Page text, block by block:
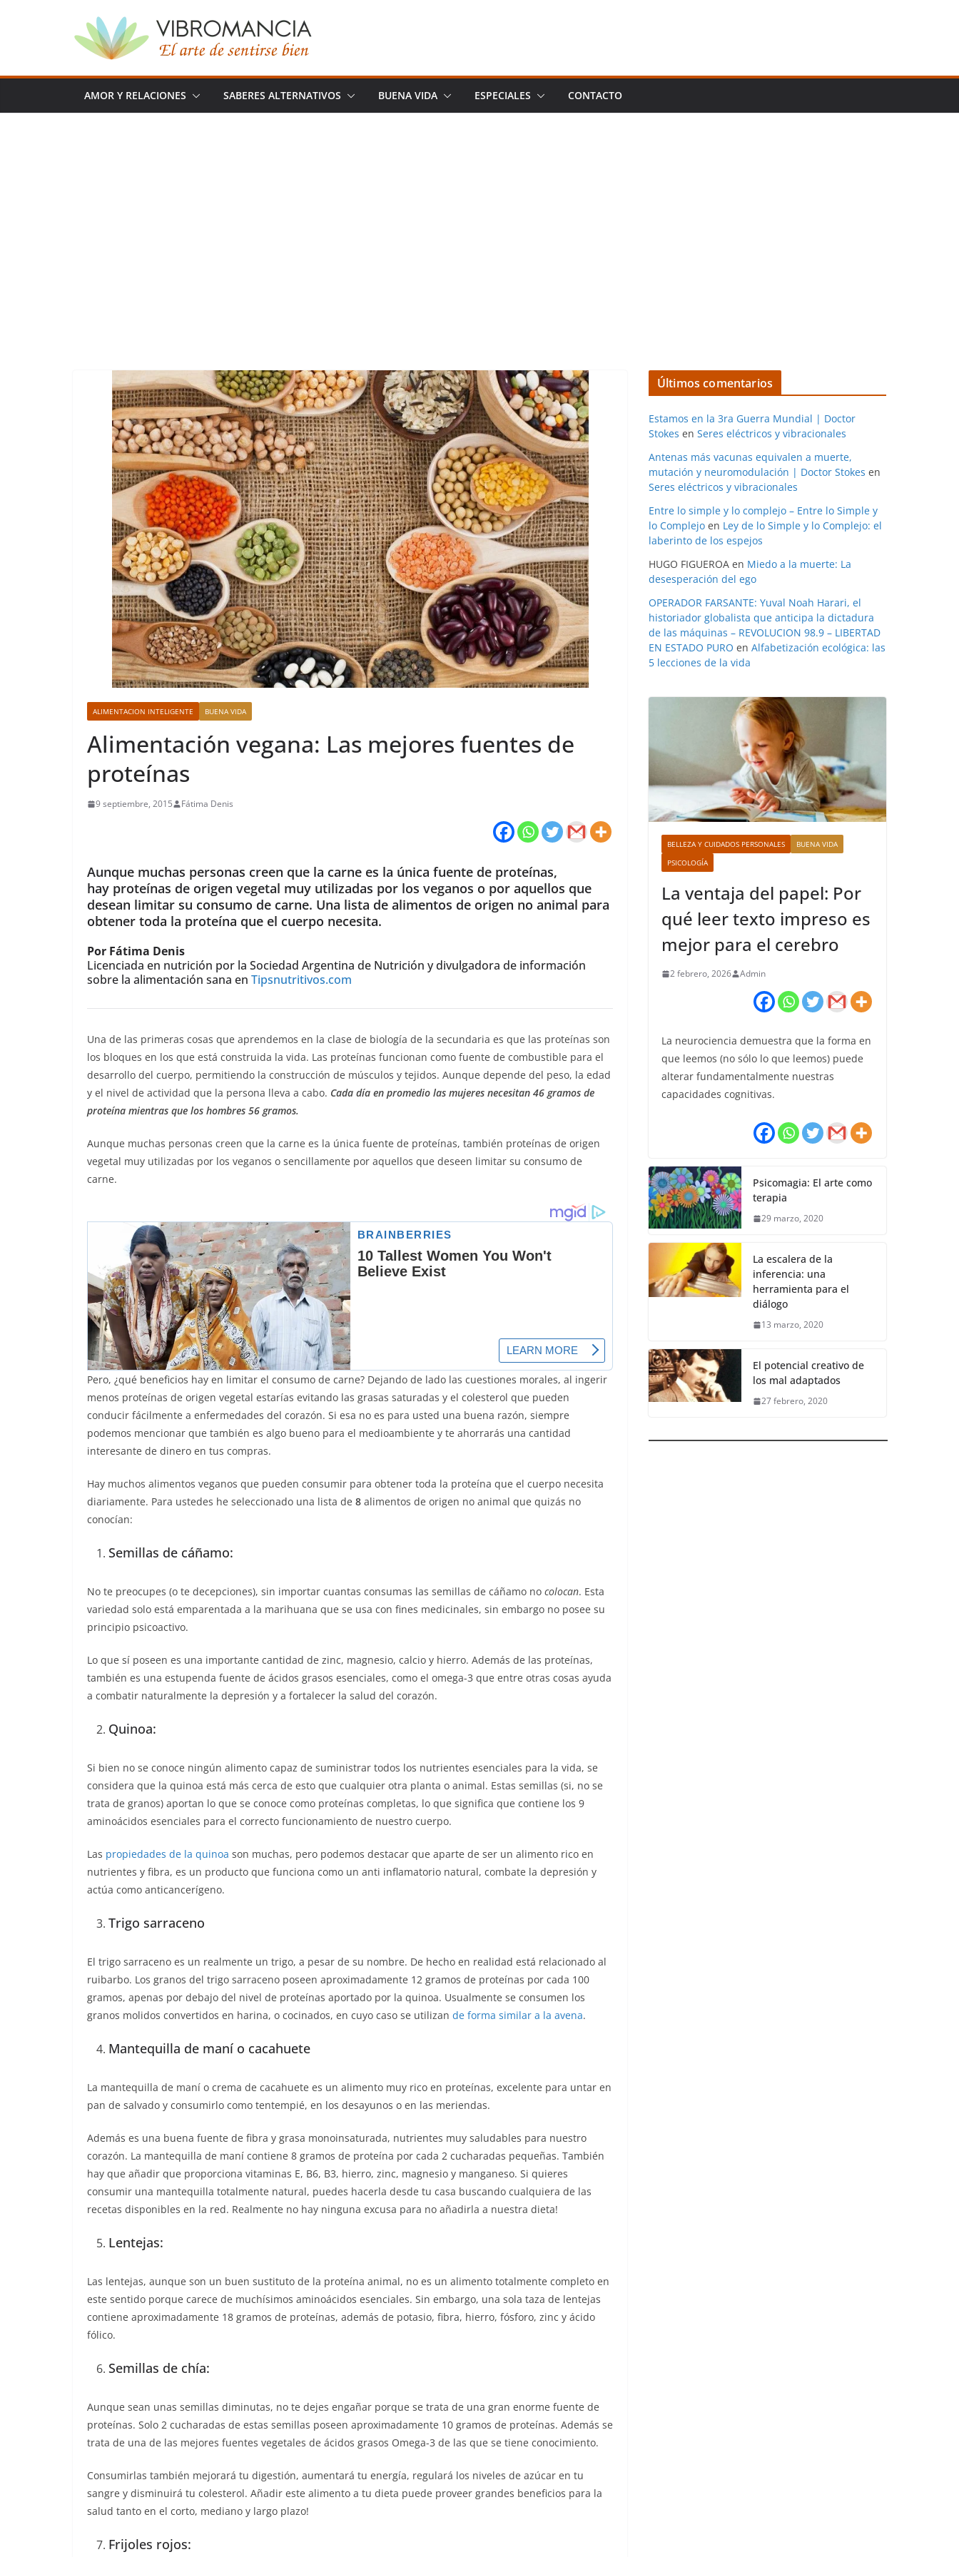
AMOR Y RELACIONES SABERES ALTERNATIVOS BUENA VIDA ESPECIALES CONTACTO
ALIMENTACION INTELIGENTE BUENA VIDA
Alimentación vegana: Las mejores fuentes de
proteínas
9 septiembre, 2015 Fátima Denis
Aunque muchas personas creen que la carne es la única fuente de proteínas,
hay proteínas de origen vegetal muy utilizadas por los veganos o por aquellos que
desean limitar su consumo de carne. Una lista de alimentos de origen no animal para
obtener toda la proteína que el cuerpo necesita.
Por Fátima Denis
Licenciada en nutrición por la Sociedad Argentina de Nutrición y divulgadora de información
sobre la alimentación sana en Tipsnutritivos.com
Una de las primeras cosas que aprendemos en la clase de biología de la secundaria es que las proteínas son
los bloques en los que está construida la vida. Las proteínas funcionan como fuente de combustible para el
desarrollo del cuerpo, permitiendo la construcción de músculos y tejidos. Aunque depende del peso, la edad
y el nivel de actividad que la persona lleva a cabo. Cada día en promedio las mujeres necesitan 46 gramos de
proteína mientras que los hombres 56 gramos.
Aunque muchas personas creen que la carne es la única fuente de proteínas, también proteínas de origen
vegetal muy utilizadas por los veganos o sencillamente por aquellos que deseen limitar su consumo de
carne.
Pero, ¿qué beneficios hay en limitar el consumo de carne? Dejando de lado las cuestiones morales, al ingerir
menos proteínas de origen vegetal estarías evitando las grasas saturadas y el colesterol que pueden
conducir fácilmente a enfermedades del corazón. Si esa no es para usted una buena razón, siempre
podemos mencionar que también es algo bueno para el medioambiente y te ahorrarás una cantidad
interesante de dinero en tus compras.
Hay muchos alimentos veganos que pueden consumir para obtener toda la proteína que el cuerpo necesita
diariamente. Para ustedes he seleccionado una lista de 8 alimentos de origen no animal que quizás no
conocían:
Semillas de cáñamo:
No te preocupes (o te decepciones), sin importar cuantas consumas las semillas de cáñamo no colocan. Esta
variedad solo está emparentada a la marihuana que se usa con fines medicinales, sin embargo no posee su
principio psicoactivo.
Lo que sí poseen es una importante cantidad de zinc, magnesio, calcio y hierro. Además de las proteínas,
también es una estupenda fuente de ácidos grasos esenciales, como el omega-3 que entre otras cosas ayuda
a combatir naturalmente la depresión y a fortalecer la salud del corazón.
Quinoa:
Si bien no se conoce ningún alimento capaz de suministrar todos los nutrientes esenciales para la vida, se
considera que la quinoa está más cerca de esto que cualquier otra planta o animal. Estas semillas (si, no se
trata de granos) aportan lo que se conoce como proteínas completas, lo que significa que contiene los 9
aminoácidos esenciales para el correcto funcionamiento de nuestro cuerpo.
Las propiedades de la quinoa son muchas, pero podemos destacar que aparte de ser un alimento rico en
nutrientes y fibra, es un producto que funciona como un anti inflamatorio natural, combate la depresión y
actúa como anticancerígeno.
Trigo sarraceno
El trigo sarraceno es un realmente un trigo, a pesar de su nombre. De hecho en realidad está relacionado al
ruibarbo. Los granos del trigo sarraceno poseen aproximadamente 12 gramos de proteínas por cada 100
gramos, apenas por debajo del nivel de proteínas aportado por la quinoa. Usualmente se consumen los
granos molidos convertidos en harina, o cocinados, en cuyo caso se utilizan de forma similar a la avena.
Mantequilla de maní o cacahuete
La mantequilla de maní o crema de cacahuete es un alimento muy rico en proteínas, excelente para untar en
pan de salvado y consumirlo como tentempié, en los desayunos o en las meriendas.
Además es una buena fuente de fibra y grasa monoinsaturada, nutrientes muy saludables para nuestro
corazón. La mantequilla de maní contiene 8 gramos de proteína por cada 2 cucharadas pequeñas. También
hay que añadir que proporciona vitaminas E, B6, B3, hierro, zinc, magnesio y manganeso. Si quieres
consumir una mantequilla totalmente natural, puedes hacerla desde tu casa buscando cualquiera de las
recetas disponibles en la red. Realmente no hay ninguna excusa para no añadirla a nuestra dieta!
Lentejas:
Las lentejas, aunque son un buen sustituto de la proteína animal, no es un alimento totalmente completo en
este sentido porque carece de muchísimos aminoácidos esenciales. Sin embargo, una sola taza de lentejas
contiene aproximadamente 18 gramos de proteínas, además de potasio, fibra, hierro, fósforo, zinc y ácido
fólico.
Semillas de chía:
Aunque sean unas semillas diminutas, no te dejes engañar porque se trata de una gran enorme fuente de
proteínas. Solo 2 cucharadas de estas semillas poseen aproximadamente 10 gramos de proteínas. Además se
trata de una de las mejores fuentes vegetales de ácidos grasos Omega-3 de las que se tiene conocimiento.
Consumirlas también mejorará tu digestión, aumentará tu energía, regulará los niveles de azúcar en tu
sangre y disminuirá tu colesterol. Añadir este alimento a tu dieta puede proveer grandes beneficios para la
salud tanto en el corto, mediano y largo plazo!
Frijoles rojos:
Últimos comentarios
Estamos en la 3ra Guerra Mundial | Doctor
Stokes en Seres eléctricos y vibracionales
Antenas más vacunas equivalen a muerte,
mutación y neuromodulación | Doctor Stokes en
Seres eléctricos y vibracionales
Entre lo simple y lo complejo – Entre lo Simple y
lo Complejo en Ley de lo Simple y lo Complejo: el
laberinto de los espejos
HUGO FIGUEROA en Miedo a la muerte: La
desesperación del ego
OPERADOR FARSANTE: Yuval Noah Harari, el
historiador globalista que anticipa la dictadura
de las máquinas – REVOLUCION 98.9 – LIBERTAD
EN ESTADO PURO en Alfabetización ecológica: las
5 lecciones de la vida
BELLEZA Y CUIDADOS PERSONALES
BUENA VIDA
PSICOLOGÍA
La ventaja del papel: Por
qué leer texto impreso es
mejor para el cerebro
2 febrero, 2026 Admin
La neurociencia demuestra que la forma en
que leemos (no sólo lo que leemos) puede
alterar fundamentalmente nuestras
capacidades cognitivas.
Psicomagia: El arte como
terapia
29 marzo, 2020
La escalera de la
inferencia: una
herramienta para el
diálogo
13 marzo, 2020
El potencial creativo de
los mal adaptados
27 febrero, 2020